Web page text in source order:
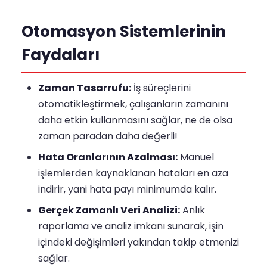
Otomasyon Sistemlerinin
Faydaları
Zaman Tasarrufu: İş süreçlerini
otomatikleştirmek, çalışanların zamanını
daha etkin kullanmasını sağlar, ne de olsa
zaman paradan daha değerli!
Hata Oranlarının Azalması: Manuel
işlemlerden kaynaklanan hataları en aza
indirir, yani hata payı minimumda kalır.
Gerçek Zamanlı Veri Analizi:Anlık
raporlama ve analiz imkanı sunarak, işin
içindeki değişimleri yakından takip etmenizi
sağlar.